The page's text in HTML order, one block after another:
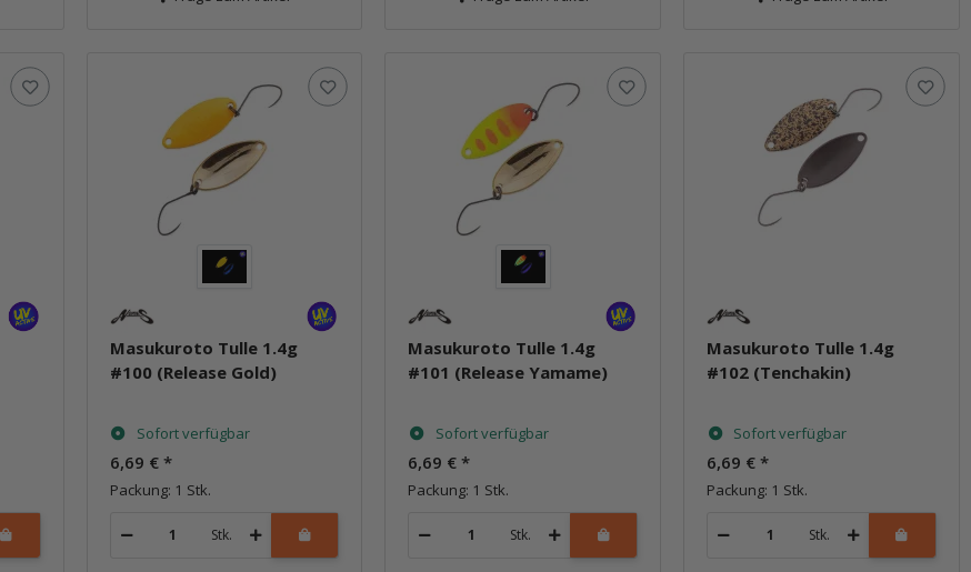
Masukuroto Tulle 1.4g
#100 (Release Gold)
Sofort verfügbar
6,69 € *
Packung: 1 Stk.
Stk.
Masukuroto Tulle 1.4g
#101 (Release Yamame)
Sofort verfügbar
6,69 €*
Packung: 1 Stk.
Stk.
Masukuroto Tulle 1.4g
#102 (Tenchakin)
Sofort verfügbar
6,69 €*
Packung: 1 Stk.
Stk.